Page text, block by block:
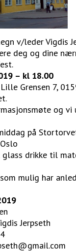
v/leder Vigdis
deg og dine
– kl 18.00
Grensen 7,
og vi
på
drikke til
som mulig har
Jerpseth